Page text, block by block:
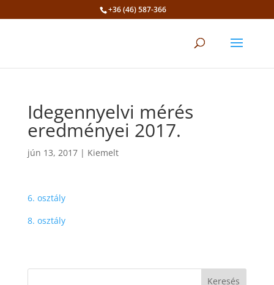
+36 (46) 587-366
Idegennyelvi mérés
eredményei 2017.
jún 13, 2017| Kiemelt
6. osztály
8. osztály